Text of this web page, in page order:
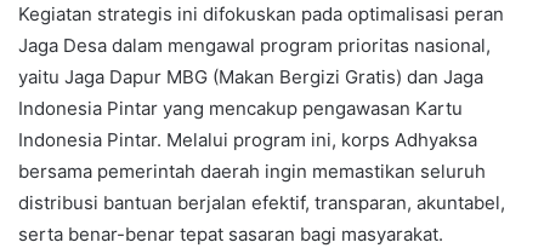
Kegiatan strategis ini difokuskan pada optimalisasi peran
Jaga Desa dalam mengawal program prioritas nasional,
yaitu Jaga Dapur MBG (Makan Bergizi Gratis) dan Jaga
Indonesia Pintar yang mencakup pengawasan Kartu
Indonesia Pintar. Melalui program ini, korps Adhyaksa
bersama pemerintah daerah ingin memastikan seluruh
distribusi bantuan berjalan efektif, transparan, akuntabel,
serta benar-benar tepat sasaran bagi masyarakat.